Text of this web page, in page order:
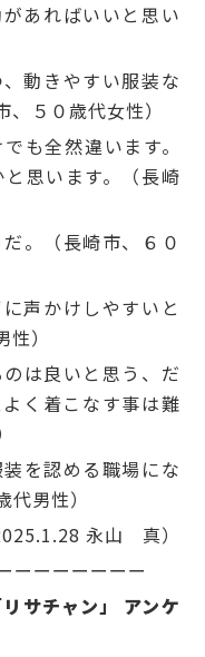
あればいいと思い
動きやすい服装な
５０歳代女性）
も全然違います。
思います。（長崎
。（長崎市、６０
声かけしやすいと
）
は良いと思う、だ
く着こなす事は難
を認める職場にな
男性）
永山 真）
ーーーーーーー
サチャン」 アンケ